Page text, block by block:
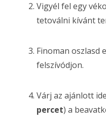
Vigyél fel egy
tetoválni kívánt
Finoman oszlasd
felszívódjon.
Várj az ajánlott
percet) a